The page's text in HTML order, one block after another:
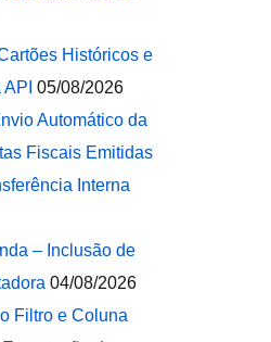
Históricos e
05/08/2026
Automático da
Fiscais Emitidas
Interna
– Inclusão de
04/08/2026
Filtro e Coluna